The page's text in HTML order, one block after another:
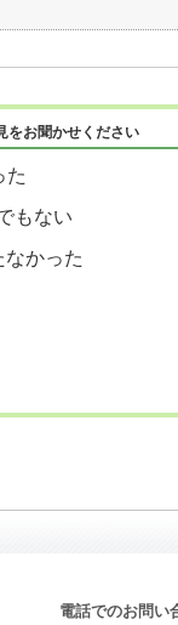
をお聞かせください
た
もない
なかった
電話でのお問い